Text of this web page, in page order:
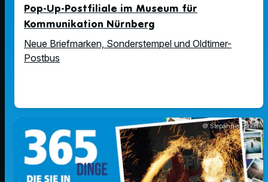
Pop-Up-Postfiliale im Museum für
Kommunikation Nürnberg
Neue Briefmarken, Sonderstempel und Oldtimer-
Postbus
© Stepahnie Forkel